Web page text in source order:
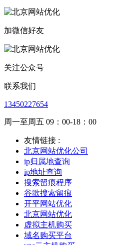
加微信好友
关注公众号
联系我们
13450227654
周一至周五 09：00-18：00
友情链接 :
北京网站优化公司
ip归属地查询
ip地址查询
搜索留痕程序
谷歌搜索留痕
开平网站优化
北京网站优化
虚拟主机购买
域名购买平台